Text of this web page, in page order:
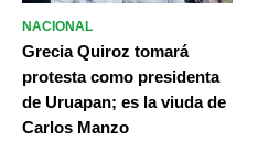
NACIONAL
Grecia Quiroz tomará
protesta como presidenta
de Uruapan; es la viuda de
Carlos Manzo